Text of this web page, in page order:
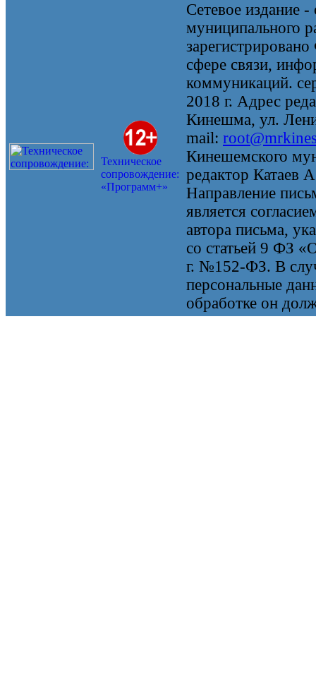
Техническое
сопровождение:
«Программ+»
Сетевое издание
муниципального
сфере связи,
коммуникаций.
2018 г. Адрес
Кинешма, ул.
mail:
Кинешемского
редактор Катаев
Направление
является
автора письма,
со статьей 9 ФЗ
г. №152-ФЗ. В
персональные
обработке он